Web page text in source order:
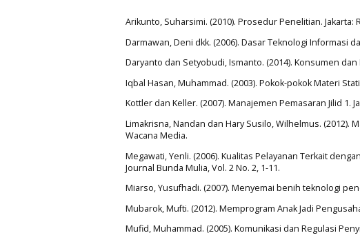
Arikunto, Suharsimi. (2010). Prosedur Penelitian. Jakarta:
Darmawan, Deni dkk. (2006). Dasar Teknologi Informasi
Daryanto dan Setyobudi, Ismanto. (2014). Konsumen dan
Iqbal Hasan, Muhammad. (2003). Pokok-pokok Materi
Kottler dan Keller. (2007). Manajemen Pemasaran Jilid 1.
Limakrisna, Nandan dan Hary Susilo, Wilhelmus. (2012).
Wacana Media.
Megawati, Yenli. (2006). Kualitas Pelayanan Terkait
Journal Bunda Mulia, Vol. 2 No. 2, 1-11.
Miarso, Yusufhadi. (2007). Menyemai benih teknologi
Mubarok, Mufti. (2012). Memprogram Anak Jadi
Mufid, Muhammad. (2005). Komunikasi dan Regulasi